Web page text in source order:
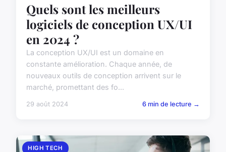
Quels sont les meilleurs
logiciels de conception UX/UI
en 2024 ?
La conception UX/UI est un domaine en
constante amélioration. Chaque année, de
nouveaux outils de conception arrivent sur le
marché, promettant des fo...
29 août 2024 6 min de lecture →
HIGH TECH